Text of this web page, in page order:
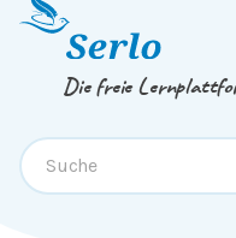
Die freie